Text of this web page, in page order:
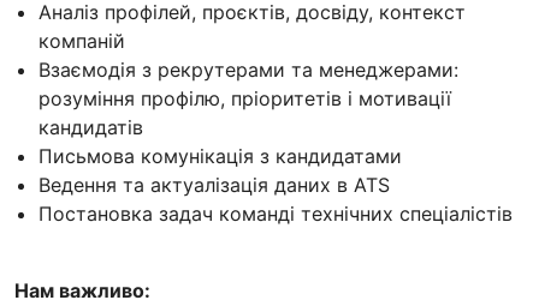
Аналіз профілей, проєктів, досвіду, контекст
компаній
Взаємодія з рекрутерами та менеджерами:
розуміння профілю, пріоритетів і мотивації
кандидатів
Письмова комунікація з кандидатами
Ведення та актуалізація даних в ATS
Постановка задач команді технічних спеціалістів
Нам важливо: